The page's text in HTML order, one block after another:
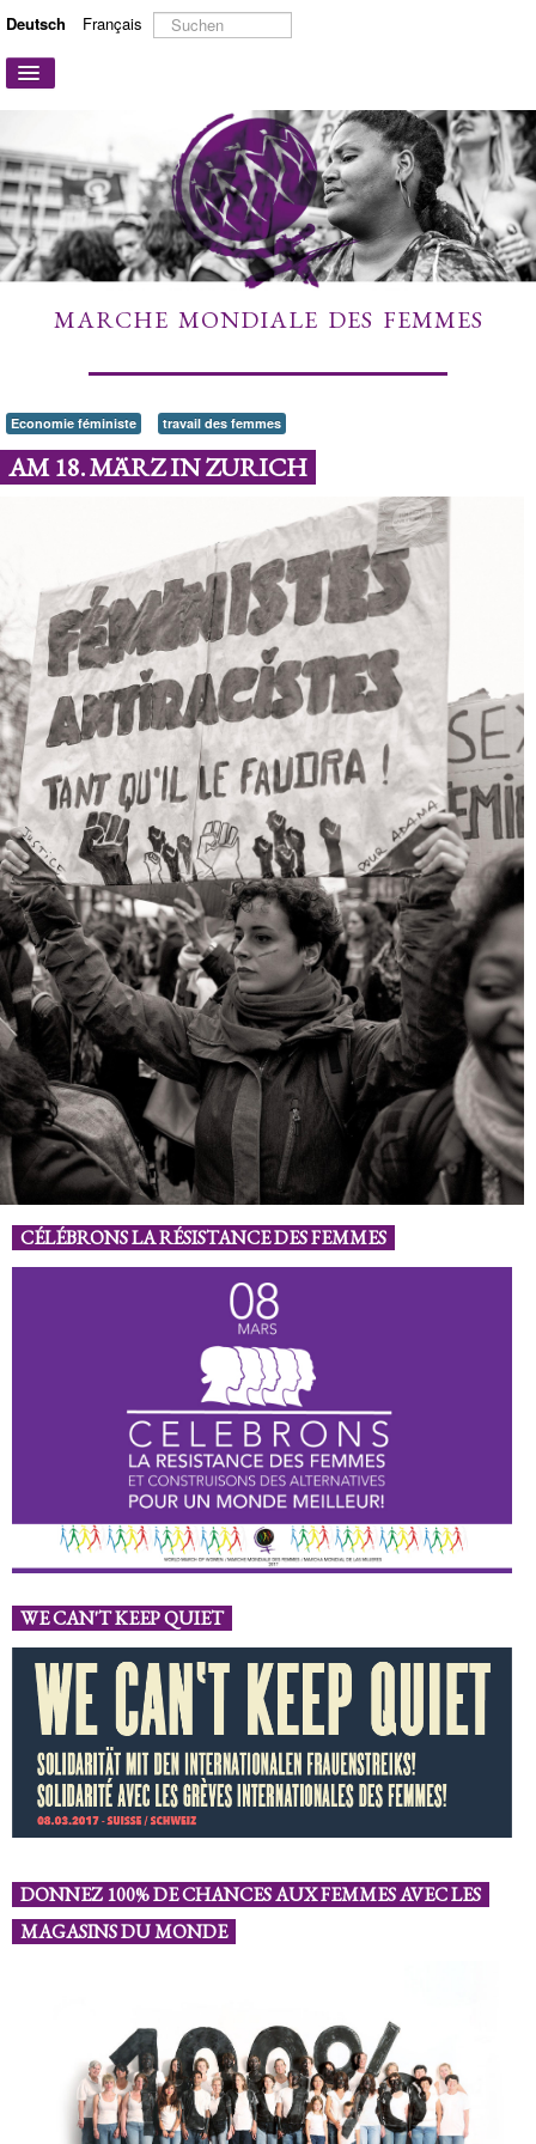
Deutsch Français
Suchen
...
Navigation
ÜBER UNS
AKTIONEN UND KAMPAGNEN
MITMACHEN
MEHR ERFAHREN
MARCHE MONDIALE DES FEMMES
Economie féministe travail des femmes
AM 18. MÄRZ IN ZURICH
CÉLÉBRONS LA RÉSISTANCE DES FEMMES
WE CAN'T KEEP QUIET
DONNEZ 100% DE CHANCES AUX FEMMES AVEC LES
MAGASINS DU MONDE